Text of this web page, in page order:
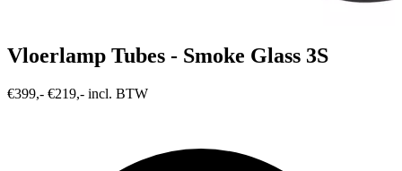
Vloerlamp Tubes - Smoke Glass 3S
€399,- €219,- incl. BTW